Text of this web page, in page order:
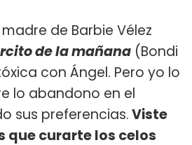
de Barbie Vélez
de la mañana (Bondi
con Ángel. Pero yo lo
lo abandono en el
sus preferencias.Viste
que curarte los celos